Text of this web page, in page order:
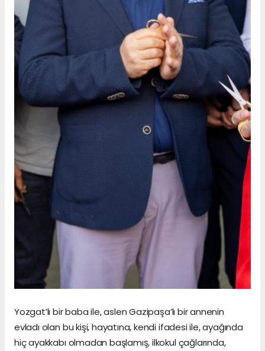
Yozgat’lı bir baba ile, aslen Gazipaşa’lı bir annenin
evladı olan bu kişi, hayatına, kendi ifadesi ile, ayağında
hiç ayakkabı olmadan başlamış, ilkokul çağlarında,